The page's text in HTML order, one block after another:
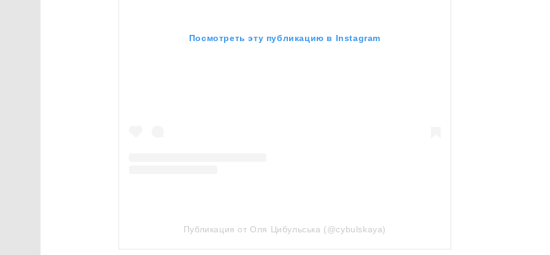
Посмотреть эту публикацию в Instagram
Публикация от Оля Цибульська (@cybulskaya)